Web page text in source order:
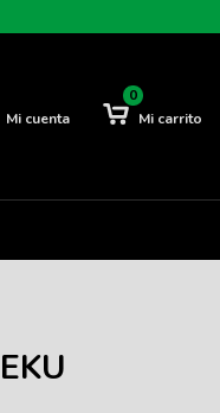
Mi cuenta Mi carrito
0